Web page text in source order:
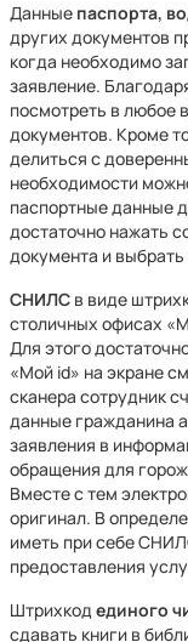
Данные паспорта,
других документов
когда необходимо
заявление.
посмотреть в любое
документов. Кроме
делиться с
необходимости
паспортные данные
достаточно нажать
документа и
СНИЛС в виде
столичных офисах
Для этого
«Мой id» на экране
сканера сотрудник
данные гражданина
заявления в
обращения для
Вместе с тем
оригинал. В
иметь при себе
предоставления
Штрихкодединого
сдавать книги в